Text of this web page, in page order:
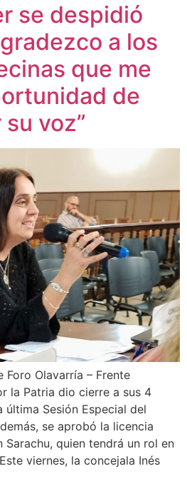
se despidió
a los
que me
de
voz”
Foro Olavarría – Frente
la Patria dio cierre a sus 4
última Sesión Especial del
se aprobó la licencia
Sarachu, quien tendrá un rol en
viernes, la concejala Inés